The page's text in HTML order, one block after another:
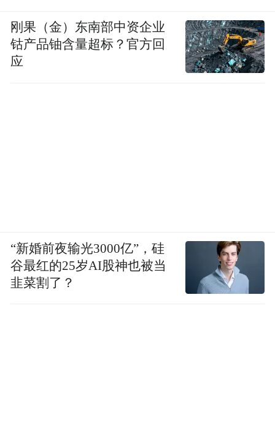
刚果（金）东南部中资企业
钴产品铀含量超标？官方回
应
“新婚前夜输光3000亿”，硅
谷最红的25岁AI股神也被当
韭菜割了？